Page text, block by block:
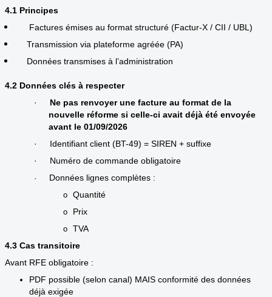
4.1 Principes
Factures émises au format structuré (Factur-X / CII / UBL)
Transmission via plateforme agréée (PA)
Données transmises à l’administration
4.2 Données clés à respecter
·
Ne pas renvoyer une facture au format de la
nouvelle réforme si celle-ci avait déjà été envoyée
avant le 01/09/2026
·
Identifiant client (BT-49) = SIREN + suffixe
·
Numéro de commande obligatoire
· Données lignes complètes :
o Quantité
o Prix
o TVA
4.3 Cas transitoire
Avant RFE obligatoire :
PDF possible (selon canal) MAIS conformité des données
déjà exigée